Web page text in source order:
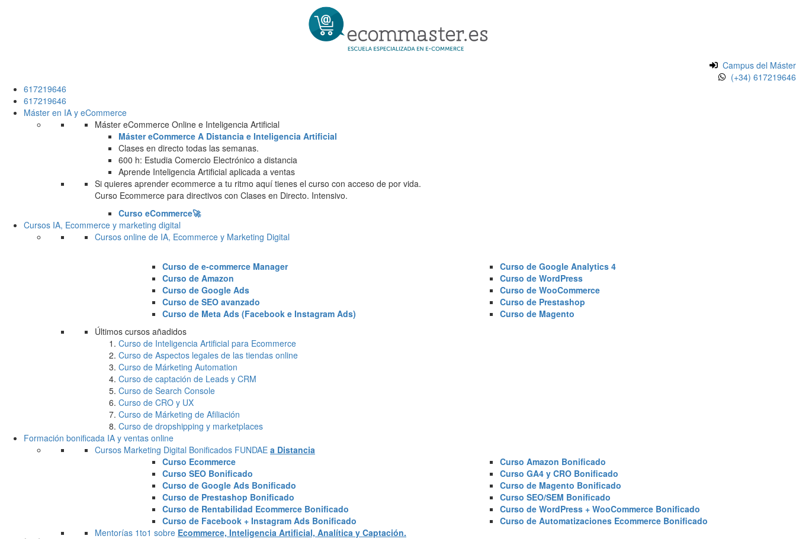
Campus del Máster
(+34) 617219646
617219646
617219646
Máster en IA y eCommerce
Máster eCommerce Online e Inteligencia Artificial
Máster eCommerce A Distancia e Inteligencia Artificial
Clases en directo todas las semanas.
600 h: Estudia Comercio Electrónico a distancia
Aprende Inteligencia Artificial aplicada a ventas
Si quieres aprender ecommerce a tu ritmo aquí tienes el curso con acceso de por vida.
Curso Ecommerce para directivos con Clases en Directo. Intensivo.
Curso eCommerce🚀
Cursos IA, Ecommerce y marketing digital
Cursos online de IA, Ecommerce y Marketing Digital
Curso de e-commerce Manager
Curso de Amazon
Curso de Google Ads
Curso de SEO avanzado
Curso de Meta Ads (Facebook e Instagram Ads)
Curso de Google Analytics 4
Curso de WordPress
Curso de WooCommerce
Curso de Prestashop
Curso de Magento
Últimos cursos añadidos
Curso de Inteligencia Artificial para Ecommerce
Curso de Aspectos legales de las tiendas online
Curso de Márketing Automation
Curso de captación de Leads y CRM
Curso de Search Console
Curso de CRO y UX
Curso de Márketing de Afiliación
Curso de dropshipping y marketplaces
Formación bonificada IA y ventas online
Cursos Marketing Digital Bonificados FUNDAE a Distancia
Curso Ecommerce
Curso SEO Bonificado
Curso de Google Ads Bonificado
Curso de Prestashop Bonificado
Curso de Rentabilidad Ecommerce Bonificado
Curso de Facebook + Instagram Ads Bonificado
Curso Amazon Bonificado
Curso GA4 y CRO Bonificado
Curso de Magento Bonificado
Curso SEO/SEM Bonificado
Curso de WordPress + WooCommerce Bonificado
Curso de Automatizaciones Ecommerce Bonificado
Mentorías 1to1 sobre Ecommerce, Inteligencia Artificial, Analítica y Captación.